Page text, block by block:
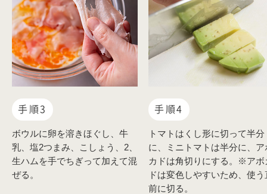
手順3
ボウルに卵を溶きほぐし、牛
乳、塩2つまみ、こしょう、2、
生ハムを手でちぎって加えて混
ぜる。
手順4
トマトはくし形に切って半分
に、ミニトマトは半分に、ア
カドは角切りにする。※アボ
ドは変色しやすいため、使う
前に切る。